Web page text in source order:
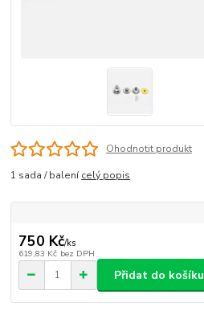
Ohodnotit produkt
1 sada / balenícelý popis
750 Kč/ks
619,83 Kč bez DPH
Přidat do košíku